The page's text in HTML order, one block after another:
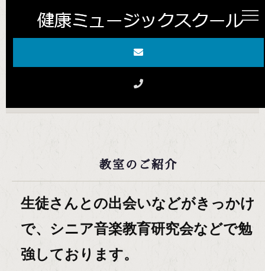
教室のご紹介
生徒さんとの出会いなどがきっかけ
で、シニア音楽教育研究会などで勉
強しております。